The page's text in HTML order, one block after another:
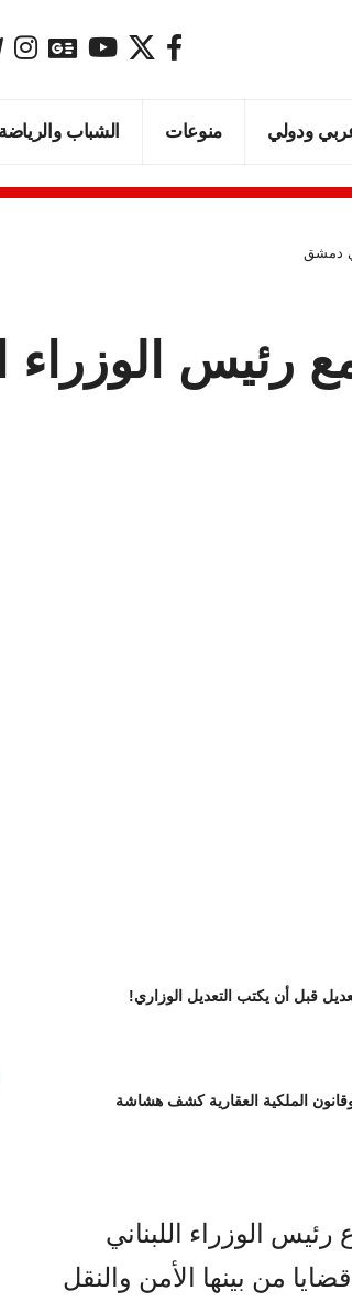
ودولي منوعات الشباب والرياضة
دمشق
رئيس
قبل أن يكتب التعديل الوزاري!
الملكية العقارية كشف هشاشة
الوزراء اللبناني
من بينها الأمن والنقل